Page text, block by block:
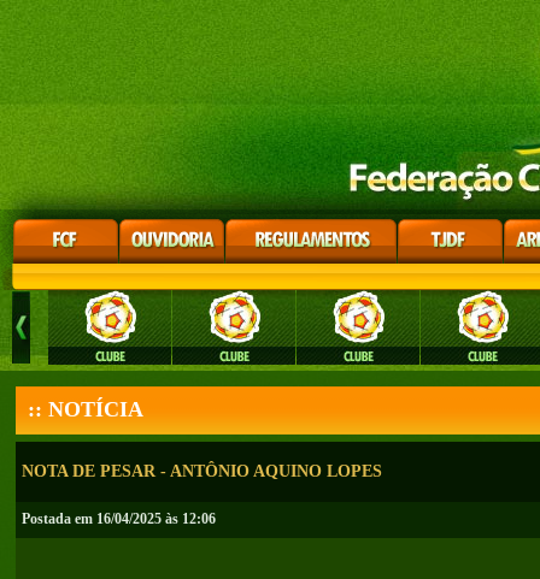
:: NOTÍCIA
NOTA DE PESAR - ANTÔNIO AQUINO LOPES
Postada em 16/04/2025 às 12:06